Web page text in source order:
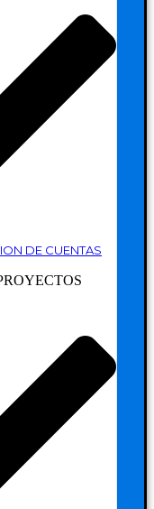
DE CUENTAS